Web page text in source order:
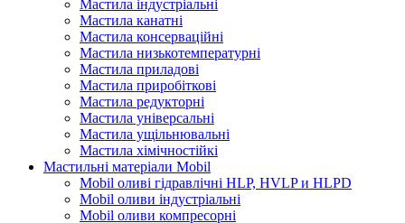
Мастила індустріальні
Мастила канатні
Мастила консерваційні
Мастила низькотемпературні
Мастила приладові
Мастила приробіткові
Мастила редукторні
Мастила універсальні
Мастила ущільнювальні
Мастила хімічностійкі
Мастильні матеріали Mobil
Mobil оливі гідравлічні HLP, HVLP и HLPD
Mobil оливи індустріальні
Mobil оливи компресорні